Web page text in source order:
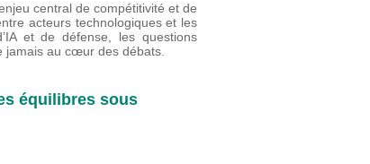
central de compétitivité et de
acteurs technologiques et les
et de défense, les questions
jamais au cœur des débats.
équilibres sous